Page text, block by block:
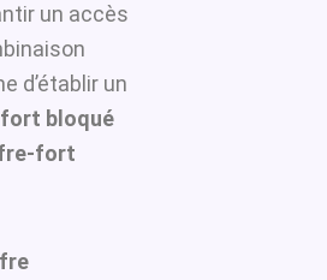
un accès
d’établir un
bloqué
fort